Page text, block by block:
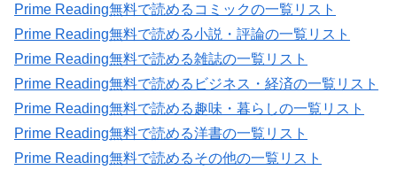
Prime Reading無料で読めるコミックの一覧リスト
Prime Reading無料で読める小説・評論の一覧リスト
Prime Reading無料で読める雑誌の一覧リスト
Prime Reading無料で読めるビジネス・経済の一覧リスト
Prime Reading無料で読める趣味・暮らしの一覧リスト
Prime Reading無料で読める洋書の一覧リスト
Prime Reading無料で読めるその他の一覧リスト